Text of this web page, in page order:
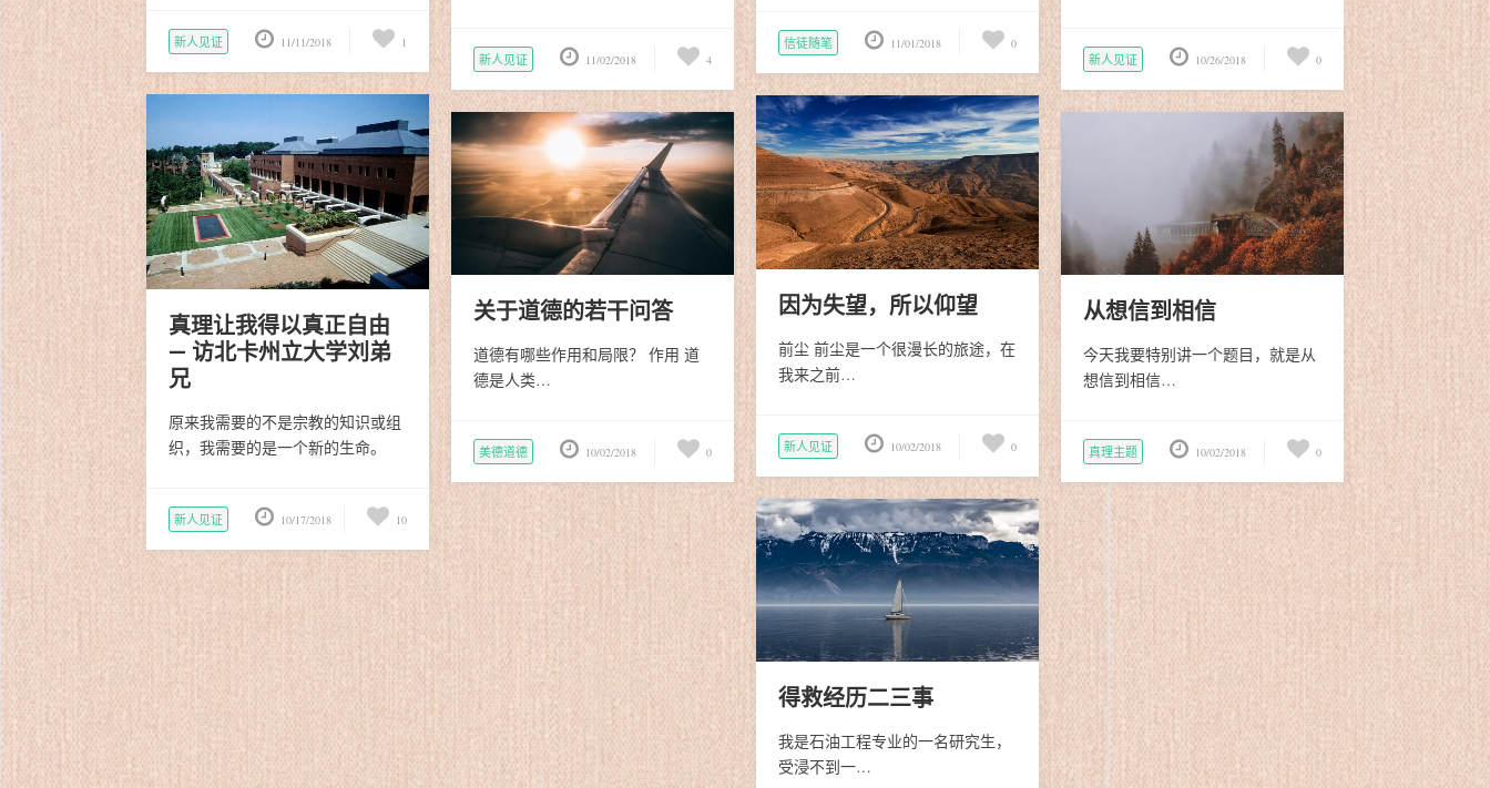
新人见证 11/11/2018 1
新人见证 11/02/2018 4
信徒随笔 11/01/2018 0
新人见证 10/26/2018 0
真理让我得以真正自由
— 访北卡州立大学刘弟
兄
原来我需要的不是宗教的知识或组
织，我需要的是一个新的生命。
新人见证 10/17/2018 10
因为失望，所以仰望
前尘 前尘是一个很漫长的旅途，在
我来之前…
新人见证 10/02/2018 0
关于道德的若干问答
道德有哪些作用和局限？ 作用 道
德是人类…
美德道德 10/02/2018 0
从想信到相信
今天我要特别讲一个题目，就是从
想信到相信…
真理主题 10/02/2018 0
得救经历二三事
我是石油工程专业的一名研究生，
受浸不到一…